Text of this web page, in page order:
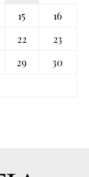
15
16
22
23
29
30